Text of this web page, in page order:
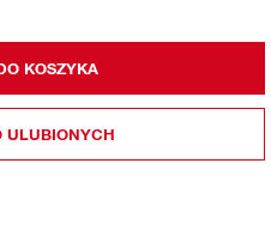
KOSZYKA
ULUBIONYCH